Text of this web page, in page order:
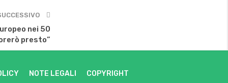
nei 50
presto”
NOTE LEGALI COPYRIGHT